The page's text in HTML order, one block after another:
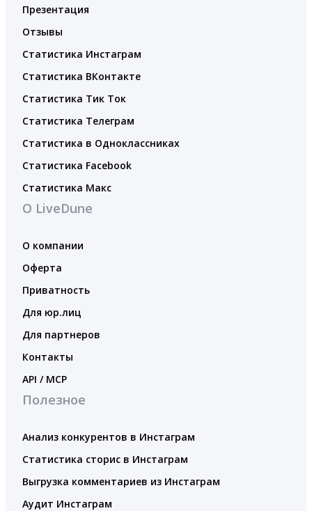
Презентация
Отзывы
Статистика Инстаграм
Статистика ВКонтакте
Статистика Тик Ток
Статистика Телеграм
Статистика в Одноклассниках
Статистика Facebook
Статистика Макс
О LiveDune
О компании
Оферта
Приватность
Для юр.лиц
Для партнеров
Контакты
API / MCP
Полезное
Анализ конкурентов в Инстаграм
Статистика сторис в Инстаграм
Выгрузка комментариев из Инстаграм
Аудит Инстаграм